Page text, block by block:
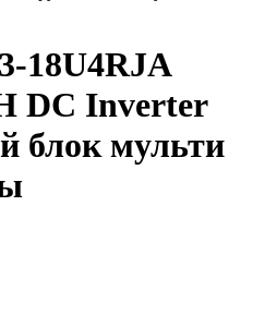
18U4RJA
DC Inverter
блок мульти